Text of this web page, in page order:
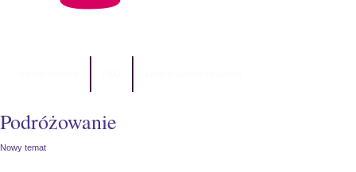
Podróżowanie
Nowy temat